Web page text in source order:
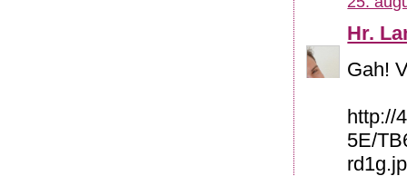
Hr.
Gah!
http://
5E/